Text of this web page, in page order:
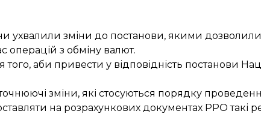
ухвалили зміни до постанови, якими
операцій з обміну валют.
того, аби привести у відповідність постанови
зміни, які стосуються порядку
на розрахункових документах РРО такі